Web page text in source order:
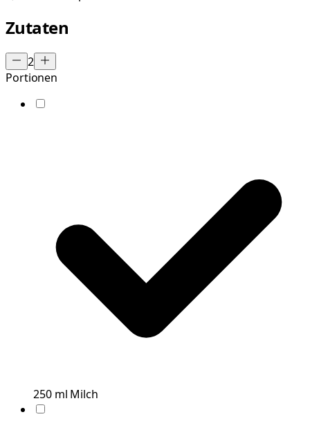
Zutaten
2
Portionen
250 ml Milch